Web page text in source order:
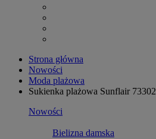
Strona główna
Nowości
Moda plażowa
Sukienka plażowa Sunflair 73302
Nowości
Bielizna damska